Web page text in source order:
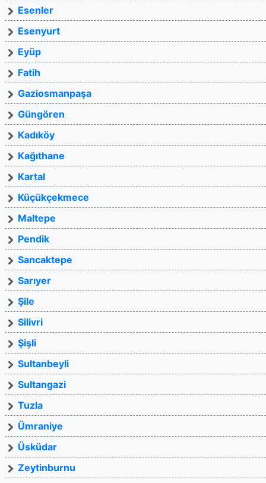
Esenler
Esenyurt
Eyüp
Fatih
Gaziosmanpaşa
Güngören
Kadıköy
Kağıthane
Kartal
Küçükçekmece
Maltepe
Pendik
Sancaktepe
Sarıyer
Şile
Silivri
Şişli
Sultanbeyli
Sultangazi
Tuzla
Ümraniye
Üsküdar
Zeytinburnu